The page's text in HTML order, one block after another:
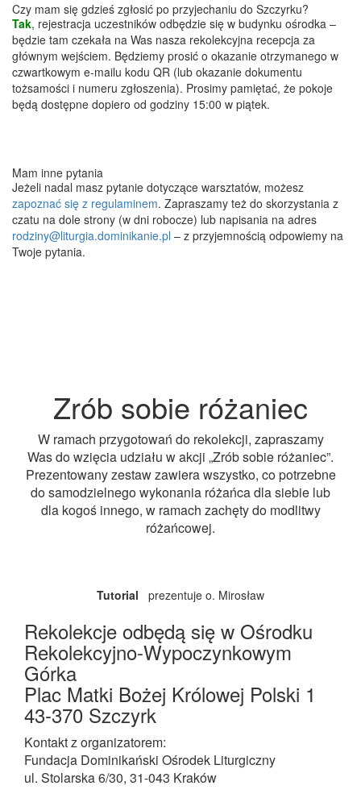
Czy mam się gdzieś zgłosić po przyjechaniu do Szczyrku?
Tak, rejestracja uczestników odbędzie się w budynku ośrodka –
będzie tam czekała na Was nasza rekolekcyjna recepcja za
głównym wejściem. Będziemy prosić o okazanie otrzymanego w
czwartkowym e-mailu kodu QR (lub okazanie dokumentu
tożsamości i numeru zgłoszenia). Prosimy pamiętać, że pokoje
będą dostępne dopiero od godziny 15:00 w piątek.
Mam inne pytania
Jeżeli nadal masz pytanie dotyczące warsztatów, możesz
zapoznać się z regulaminem. Zapraszamy też do skorzystania z
czatu na dole strony (w dni robocze) lub napisania na adres
rodziny@liturgia.dominikanie.pl – z przyjemnością odpowiemy na
Twoje pytania.
Zrób sobie różaniec
W ramach przygotowań do rekolekcji, zapraszamy
Was do wzięcia udziału w akcji „Zrób sobie różaniec”.
Prezentowany zestaw zawiera wszystko, co potrzebne
do samodzielnego wykonania różańca dla siebie lub
dla kogoś innego, w ramach zachęty do modlitwy
różańcowej.
Tutorial prezentuje o. Mirosław
Rekolekcje odbędą się w Ośrodku
Rekolekcyjno-Wypoczynkowym
Górka
Plac Matki Bożej Królowej Polski 1
43-370 Szczyrk
Kontakt z organizatorem:
Fundacja Dominikański Ośrodek Liturgiczny
ul. Stolarska 6/30, 31-043 Kraków